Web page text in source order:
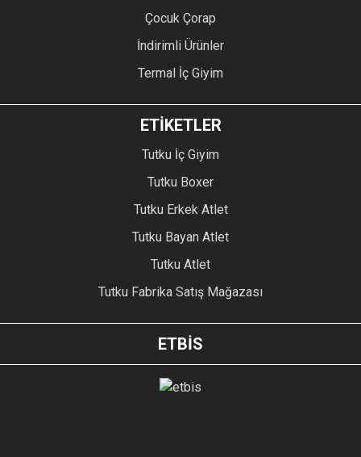
Çocuk Çorap
İndirimli Ürünler
Termal İç Giyim
ETİKETLER
Tutku İç Giyim
Tutku Boxer
Tutku Erkek Atlet
Tutku Bayan Atlet
Tutku Atlet
Tutku Fabrika Satış Mağazası
ETBİS